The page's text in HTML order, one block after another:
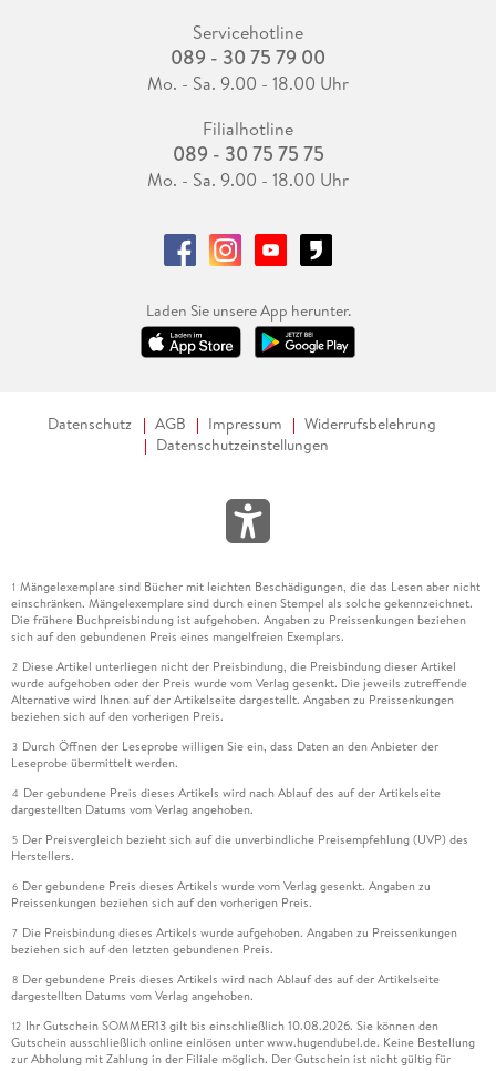
Servicehotline
089 - 30 75 79 00
Mo. - Sa. 9.00 - 18.00 Uhr
Filialhotline
089 - 30 75 75 75
Mo. - Sa. 9.00 - 18.00 Uhr
Laden Sie unsere App herunter.
Datenschutz AGB Impressum
Widerrufsbelehrung
Datenschutzeinstellungen
1 Mängelexemplare sind Bücher mit leichten Beschädigungen, die das Lesen aber nicht
einschränken. Mängelexemplare sind durch einen Stempel als solche gekennzeichnet.
Die frühere Buchpreisbindung ist aufgehoben. Angaben zu Preissenkungen beziehen
sich auf den gebundenen Preis eines mangelfreien Exemplars.
2 Diese Artikel unterliegen nicht der Preisbindung, die Preisbindung dieser Artikel
wurde aufgehoben oder der Preis wurde vom Verlag gesenkt. Die jeweils zutreffende
Alternative wird Ihnen auf der Artikelseite dargestellt. Angaben zu Preissenkungen
beziehen sich auf den vorherigen Preis.
3 Durch Öffnen der Leseprobe willigen Sie ein, dass Daten an den Anbieter der
Leseprobe übermittelt werden.
4 Der gebundene Preis dieses Artikels wird nach Ablauf des auf der Artikelseite
dargestellten Datums vom Verlag angehoben.
5 Der Preisvergleich bezieht sich auf die unverbindliche Preisempfehlung (UVP) des
Herstellers.
6 Der gebundene Preis dieses Artikels wurde vom Verlag gesenkt. Angaben zu
Preissenkungen beziehen sich auf den vorherigen Preis.
7 Die Preisbindung dieses Artikels wurde aufgehoben. Angaben zu Preissenkungen
beziehen sich auf den letzten gebundenen Preis.
8 Der gebundene Preis dieses Artikels wird nach Ablauf des auf der Artikelseite
dargestellten Datums vom Verlag angehoben.
12 Ihr Gutschein SOMMER13 gilt bis einschließlich 10.08.2026. Sie können den
Gutschein ausschließlich online einlösen unter www.hugendubel.de. Keine Bestellung
zur Abholung mit Zahlung in der Filiale möglich. Der Gutschein ist nicht gültig für